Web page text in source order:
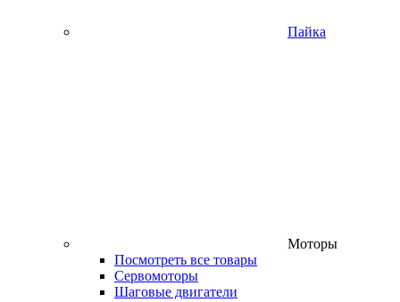
Пайка
Моторы
Посмотреть все товары
Сервомоторы
Шаговые двигатели